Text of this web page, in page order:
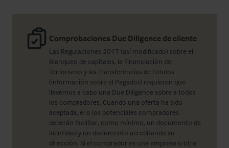
Comprobaciones Due Diligence de cliente
Las Regulaciones 2017 (así modificado) sobre el
Blanqueo de capitales, la Financiación del
Terrorismo y las Transferencias de Fondos
(información sobre el Pagador) requieren que
llevemos a cabo una Due Diligence sobre a todos
los compradores. Cuando una oferta ha sido
aceptada, el o los potenciales compradores
deberán facilitar, como mínimo, un documento de
identidad y un documento acreditando su
dirección. Si el comprador es una empresa u otra